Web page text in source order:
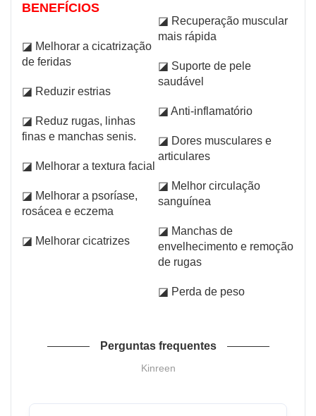
BENEFÍCIOS
◪ Melhorar a cicatrização
de feridas
◪ Reduzir estrias
◪ Reduz rugas, linhas
finas e manchas senis.
◪ Melhorar a textura facial
◪ Melhorar a psoríase,
rosácea e eczema
◪ Melhorar cicatrizes
◪ Recuperação muscular
mais rápida
◪ Suporte de pele
saudável
◪ Anti-inflamatório
◪ Dores musculares e
articulares
◪ Melhor circulação
sanguínea
◪ Manchas de
envelhecimento e remoção
de rugas
◪ Perda de peso
Perguntas frequentes
Kinreen